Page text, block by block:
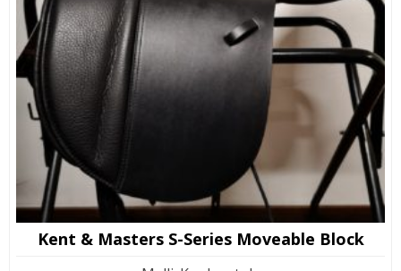
Kent & Masters S-Series Moveable Block